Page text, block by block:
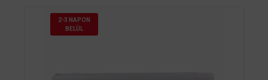
2-3 NAPON
BELÜL